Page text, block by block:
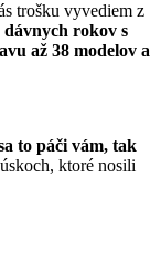
trošku vyvediem z
dávnych rokov s
až 38 modelov a
to páči vám, tak
ktoré nosili